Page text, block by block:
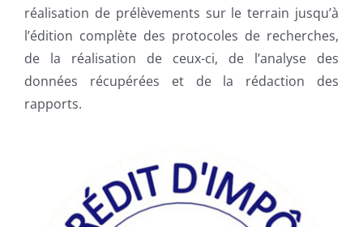
réalisation de prélèvements sur le terrain jusqu’à
l’édition complète des protocoles de recherches,
de la réalisation de ceux-ci, de l’analyse des
données récupérées et de la rédaction des
rapports.